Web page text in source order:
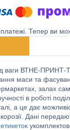
платежі. Тепер ви
ваги ВТНЕ-ПРИНТ-
маси та
залах
в роботі
а це дає
Дані